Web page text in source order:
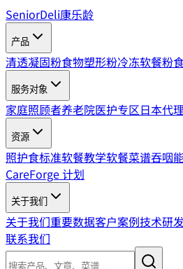
SeniorDeli康乐龄
产品
清透凝固粉食物塑形粉冷冻软餐粉
服务对象
家庭照顾者养老院医护专区日本代
资源
照护食标准软餐教学软餐菜谱吞咽
CareForge 计划
关于我们
关于我们重要数据客户案例技术研发
联系我们